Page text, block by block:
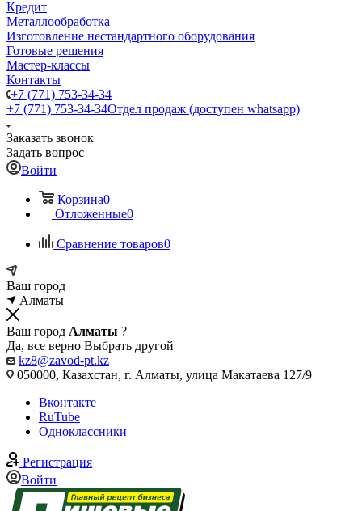
Кредит
Металлообработка
Изготовление нестандартного оборудования
Готовые решения
Мастер-классы
Контакты
+7 (771) 753-34-34
+7 (771) 753-34-34Отдел продаж (доступен whatsapp)
Заказать звонок
Задать вопрос
Войти
Корзина0
Отложенные0
Сравнение товаров0
Ваш город
Алматы
Ваш город Алматы ?
Да, все верно Выбрать другой
kz8@zavod-pt.kz
050000, Казахстан, г. Алматы, улица Макатаева 127/9
Вконтакте
RuTube
Одноклассники
Регистрация
Войти